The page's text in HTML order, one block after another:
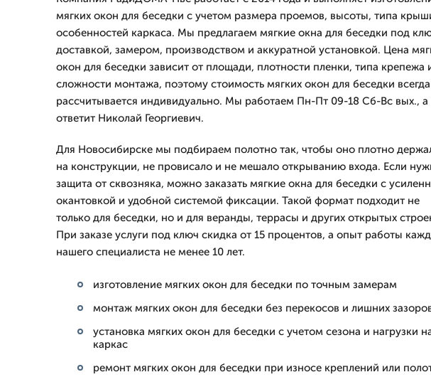
мягких окон для беседки с учетом размера проемов, высоты, типа
особенностей каркаса. Мы предлагаем мягкие окна для беседки под
доставкой, замером, производством и аккуратной установкой. Цена
окон для беседки зависит от площади, плотности пленки, типа крепежа
сложности монтажа, поэтому стоимость мягких окон для беседки всегда
рассчитывается индивидуально. Мы работаем Пн-Пт 09-18 Сб-Вс вых., а
ответит Николай Георгиевич.
Для Новосибирске мы подбираем полотно так, чтобы оно плотно
на конструкции, не провисало и не мешало открыванию входа. Если
защита от сквозняка, можно заказать мягкие окна для беседки с
окантовкой и удобной системой фиксации. Такой формат подходит не
только для беседки, но и для веранды, террасы и других открытых
При заказе услуги под ключ скидка от 15 процентов, а опыт работы
нашего специалиста не менее 10 лет.
изготовление мягких окон для беседки по точным замерам
монтаж мягких окон для беседки без перекосов и лишних
установка мягких окон для беседки с учетом сезона и нагрузки
каркас
ремонт мягких окон для беседки при износе креплений или